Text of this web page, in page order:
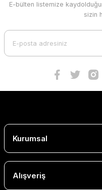
E-bülten listemize
sizin
Kurumsal
Alışveriş